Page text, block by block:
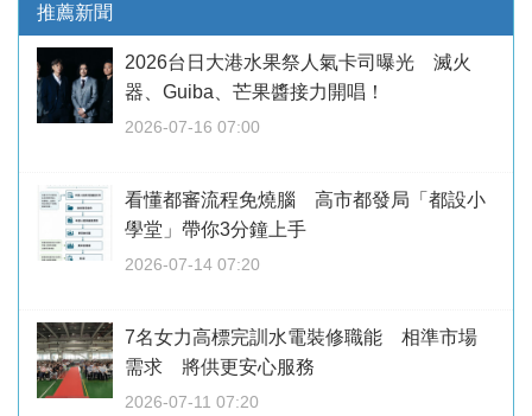
推薦新聞
2026台日大港水果祭人氣卡司曝光 滅火
器、Guiba、芒果醬接力開唱！
2026-07-16 07:00
看懂都審流程免燒腦 高市都發局「都設小
學堂」帶你3分鐘上手
2026-07-14 07:20
7名女力高標完訓水電裝修職能 相準市場
需求 將供更安心服務
2026-07-11 07:20